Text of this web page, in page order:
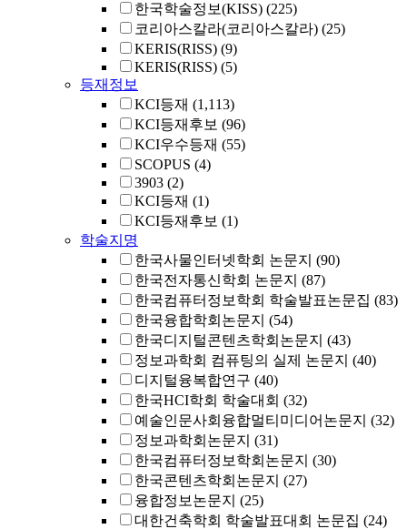
한국학술정보(KISS) (225)
코리아스칼라(코리아스칼라) (25)
KERIS(RISS) (9)
KERIS(RISS) (5)
등재정보
KCI등재 (1,113)
KCI등재후보 (96)
KCI우수등재 (55)
SCOPUS (4)
3903 (2)
KCI등재 (1)
KCI등재후보 (1)
학술지명
한국사물인터넷학회 논문지 (90)
한국전자통신학회 논문지 (87)
한국컴퓨터정보학회 학술발표논문집 (83)
한국융합학회논문지 (54)
한국디지털콘텐츠학회논문지 (43)
정보과학회 컴퓨팅의 실제 논문지 (40)
디지털융복합연구 (40)
한국HCI학회 학술대회 (32)
예술인문사회융합멀티미디어논문지 (32)
정보과학회논문지 (31)
한국컴퓨터정보학회논문지 (30)
한국콘텐츠학회논문지 (27)
융합정보논문지 (25)
대한건축학회 학술발표대회 논문집 (24)